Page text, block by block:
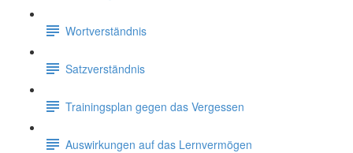
Wortverständnis
Satzverständnis
Trainingsplan gegen das Vergessen
Auswirkungen auf das Lernvermögen